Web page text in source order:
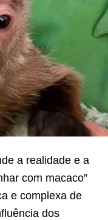
a realidade e a
com macaco”
e complexa de
dos